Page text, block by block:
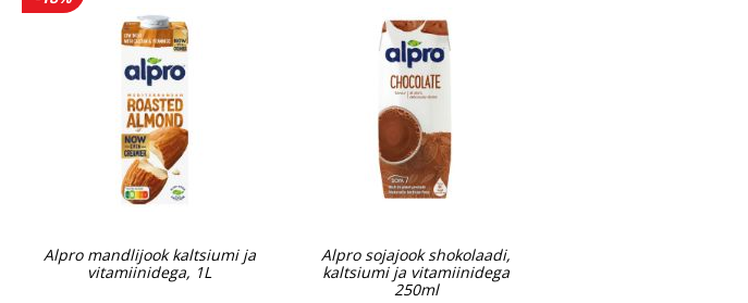
Alpro mandlijook kaltsiumi ja
vitamiinidega, 1L
Alpro sojajook shokolaadi,
kaltsiumi ja vitamiinidega
250ml